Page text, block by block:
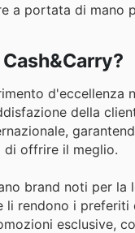
a portata di mano
della
di offrire il meglio.
brand noti per
rendono i
esclusive,